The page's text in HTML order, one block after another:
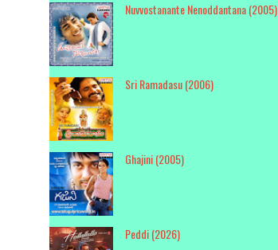
Nuvvostanante Nenoddantana (2005)
Sri Ramadasu (2006)
Ghajini (2005)
Peddi (2026)